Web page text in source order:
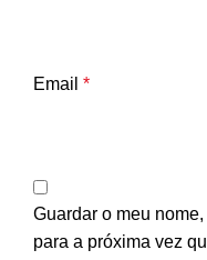
Email *
Guardar o meu
para a próxima vez